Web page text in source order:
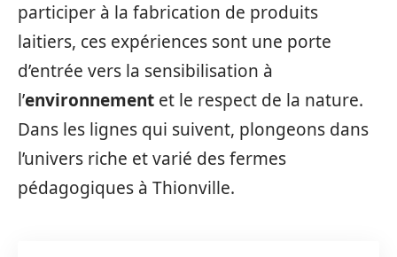
participer à la fabrication de produits
laitiers, ces expériences sont une porte
d’entrée vers la sensibilisation à
l’environnement et le respect de la nature.
Dans les lignes qui suivent, plongeons dans
l’univers riche et varié des fermes
pédagogiques à Thionville.